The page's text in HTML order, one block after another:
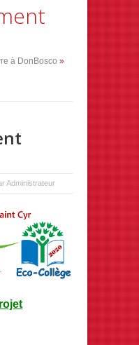
à DonBosco »
Administrateur